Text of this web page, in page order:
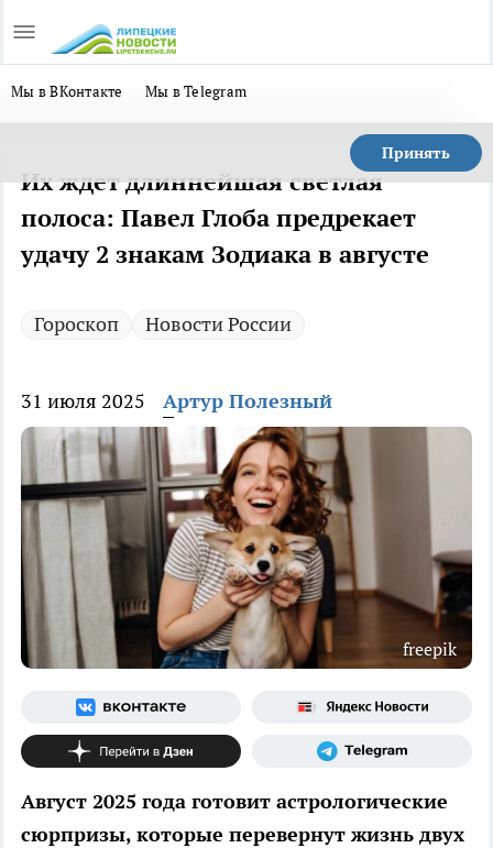
Мы в ВКонтакте Мы в Telegram
Принять
Их ждет длиннейшая светлая
полоса: Павел Глоба предрекает
удачу 2 знакам Зодиака в августе
Гороскоп Новости России
31 июля 2025 Артур Полезный
freepik
Август 2025 года готовит астрологические
сюрпризы, которые перевернут жизнь двух